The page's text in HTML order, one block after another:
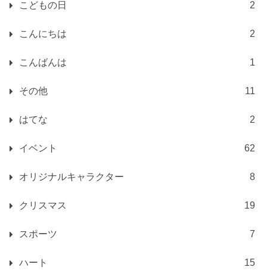
こどもの日 2
こんにちは 2
こんばんは 1
その他 11
はてな 2
イベント 62
オリジナルキャラクター 8
クリスマス 19
スポーツ 7
ハート 15